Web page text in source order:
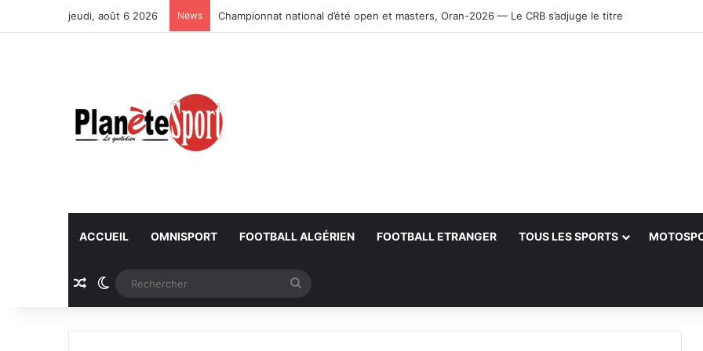
jeudi, août 6 2026 News Championnat national d’été open et masters, Oran-2026 — Le CRB s’adjuge le titre
ACCUEIL OMNISPORT FOOTBALL ALGÉRIEN FOOTBALL ETRANGER TOUS LES SPORTS
Article Aléatoire
Switch skin